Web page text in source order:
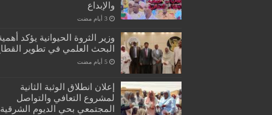
والإبداع
‏3 أيام مضت
وزير الثروة الحيوانية يؤكد
البحث العلمي في تطوير
‏5 أيام مضت
إعلان انطلاق الوثبة الثانية
لمشروع التعافي والتواصل
المجتمعي بحي الديوم الشرقية